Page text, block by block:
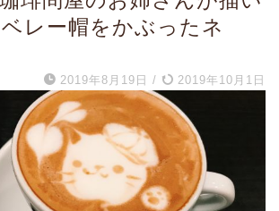
レー帽をかぶったネ
2019年8月19日 / 2019年10月1日